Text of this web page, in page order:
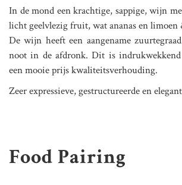
In de mond een krachtige, sappige, wijn
licht geelvlezig fruit, wat ananas en limoen
De wijn heeft een aangename
noot in de afdronk. Dit is
een mooie prijs kwaliteitsverhouding.
Zeer expressieve, gestructureerde en
Food Pairing